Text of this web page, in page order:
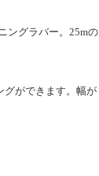
ングラバー。25mの
グができます。幅が